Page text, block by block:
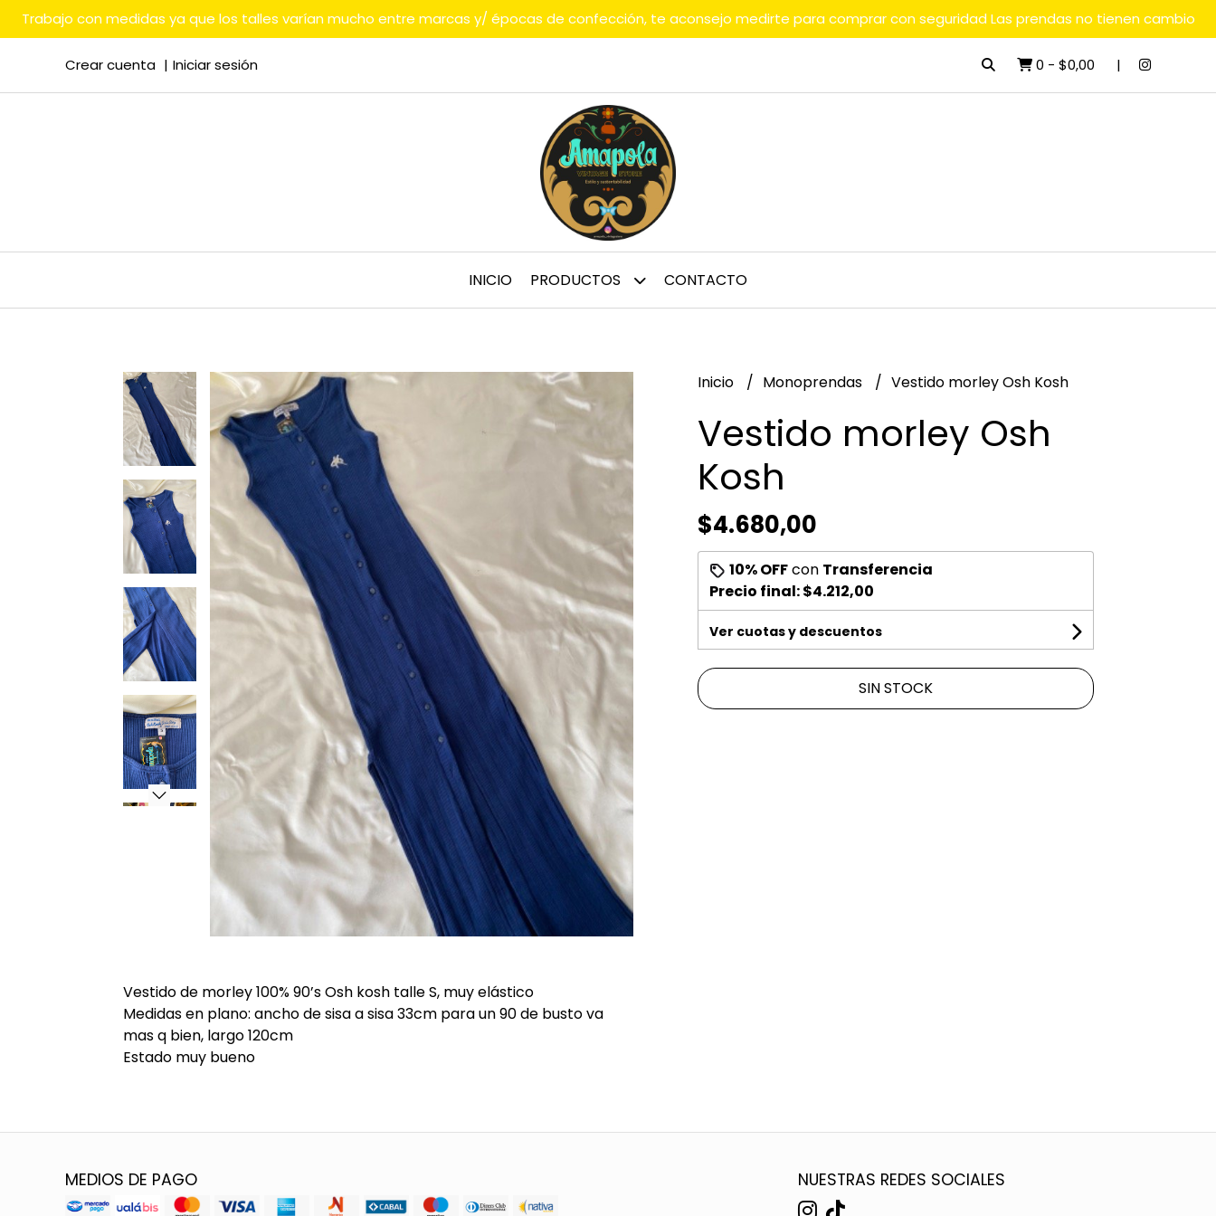
Trabajo con medidas ya que los talles varían mucho entre marcas y/ épocas de confección, te aconsejo medirte para comprar con seguridad Las prendas no tienen cambio
Crear cuenta Iniciar sesión 0 - $0,00
INICIO PRODUCTOS CONTACTO
Vestido de morley 100% 90’s Osh kosh talle S, muy elástico
Medidas en plano: ancho de sisa a sisa 33cm para un 90 de busto va
mas q bien, largo 120cm
Estado muy bueno
Inicio Monoprendas Vestido morley Osh Kosh
Vestido morley Osh
Kosh
$4.680,00
10% OFFcon Transferencia
Precio final:$4.212,00
Ver cuotas y descuentos
SIN STOCK
MEDIOS DE PAGO NUESTRAS REDES SOCIALES